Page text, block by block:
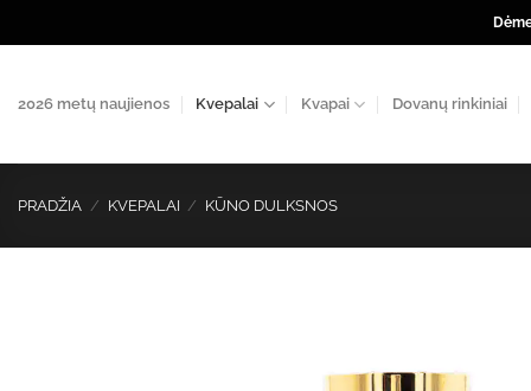
to
2026 metų naujienos Kvepalai Kvapai Dovanų rinkiniai
PRADŽIA / KVEPALAI / KŪNO DULKSNOS